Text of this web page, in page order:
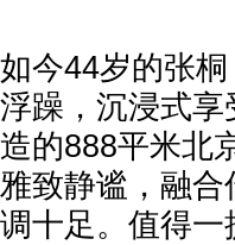
如今44岁的张
浮躁，沉浸式
造的888平米北
雅致静谧，融
调十足。值得